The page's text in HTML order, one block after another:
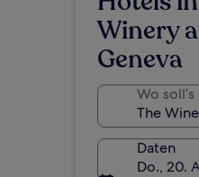
Winery
Geneva
Wo
Daten
Do., 20.